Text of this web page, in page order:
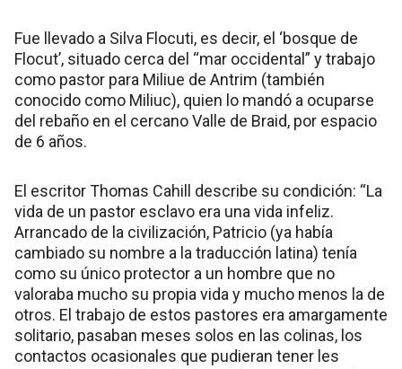
Fue llevado a Silva Flocuti, es decir, el ‘bosque de
Flocut’, situado cerca del “mar occidental” y trabajo
como pastor para Miliue de Antrim (también
conocido como Miliuc), quien lo mandó a ocuparse
del rebaño en el cercano Valle de Braid, por espacio
de 6 años.
El escritor Thomas Cahill describe su condición: “La
vida de un pastor esclavo era una vida infeliz.
Arrancado de la civilización, Patricio (ya había
cambiado su nombre a la traducción latina) tenía
como su único protector a un hombre que no
valoraba mucho su propia vida y mucho menos la de
otros. El trabajo de estos pastores era amargamente
solitario, pasaban meses solos en las colinas, los
contactos ocasionales que pudieran tener les